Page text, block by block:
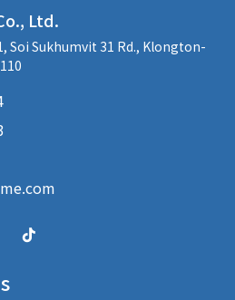
Ltd.
Soi Sukhumvit 31 Rd., Klongton-